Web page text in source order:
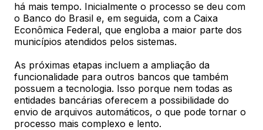
há mais tempo. Inicialmente o processo se deu com
o Banco do Brasil e, em seguida, com a Caixa
Econômica Federal, que engloba a maior parte dos
municípios atendidos pelos sistemas.
As próximas etapas incluem a ampliação da
funcionalidade para outros bancos que também
possuem a tecnologia. Isso porque nem todas as
entidades bancárias oferecem a possibilidade do
envio de arquivos automáticos, o que pode tornar o
processo mais complexo e lento.